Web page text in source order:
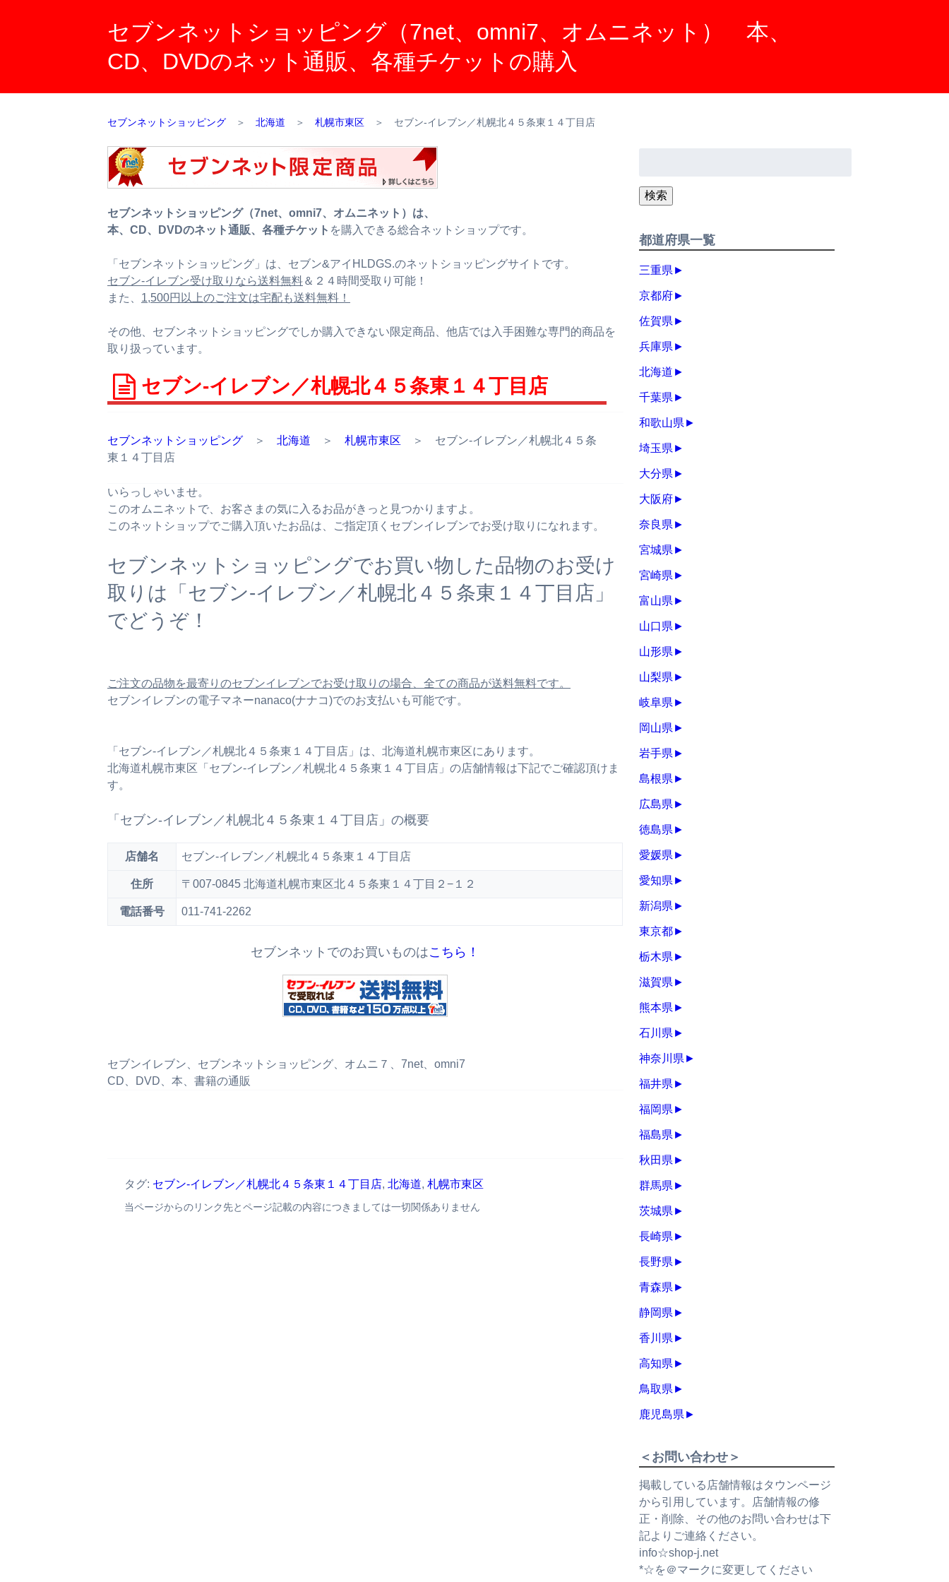
セブンネットショッピング（7net、omni7、オムニネット） 本、
CD、DVDのネット通販、各種チケットの購入
セブンネットショッピング ＞ 北海道 ＞ 札幌市東区 ＞ セブン‐イレブン／札幌北４５条東１４丁目店
セブンネットショッピング（7net、omni7、オムニネット）は、
本、CD、DVDのネット通販、各種チケット を購入できる総合ネットショップです。
「セブンネットショッピング」は、セブン&アイHLDGS.のネットショッピングサイトです。
セブン‐イレブン受け取りなら送料無料＆２４時間受取り可能！
また、 1,500円以上のご注文は宅配も送料無料！
その他、セブンネットショッピングでしか購入できない限定商品、他店では入手困難な専門的商品を
取り扱っています。
セブン‐イレブン／札幌北４５条東１４丁目店
セブンネットショッピング ＞ 北海道 ＞ 札幌市東区 ＞ セブン‐イレブン／札幌北４５条
東１４丁目店
いらっしゃいませ。
このオムニネットで、お客さまの気に入るお品がきっと見つかりますよ。
このネットショップでご購入頂いたお品は、ご指定頂くセブンイレブンでお受け取りになれます。
セブンネットショッピングでお買い物した品物のお受け
取りは「セブン‐イレブン／札幌北４５条東１４丁目店」
でどうぞ！
ご注文の品物を最寄りのセブンイレブンでお受け取りの場合、全ての商品が送料無料です。
セブンイレブンの電子マネーnanaco(ナナコ)でのお支払いも可能です。
「セブン‐イレブン／札幌北４５条東１４丁目店」は、北海道札幌市東区にあります。
北海道札幌市東区「セブン‐イレブン／札幌北４５条東１４丁目店」の店舗情報は下記でご確認頂けま
す。
「セブン‐イレブン／札幌北４５条東１４丁目店」の概要
店舗名 セブン‐イレブン／札幌北４５条東１４丁目店
住所 〒007-0845 北海道札幌市東区北４５条東１４丁目２−１２
電話番号 011-741-2262
セブンネットでのお買いものはこちら！
セブンイレブン、セブンネットショッピング、オムニ７、7net、omni7
CD、DVD、本、書籍の通販
タグ: セブン‐イレブン／札幌北４５条東１４丁目店, 北海道, 札幌市東区
当ページからのリンク先とページ記載の内容につきましては一切関係ありません
検索
都道府県一覧
三重県 ►
京都府►
佐賀県 ►
兵庫県 ►
北海道 ►
千葉県 ►
和歌山県 ►
埼玉県 ►
大分県 ►
大阪府►
奈良県 ►
宮城県 ►
宮崎県 ►
富山県 ►
山口県 ►
山形県 ►
山梨県 ►
岐阜県 ►
岡山県 ►
岩手県 ►
島根県 ►
広島県 ►
徳島県 ►
愛媛県 ►
愛知県 ►
新潟県 ►
東京都►
栃木県 ►
滋賀県 ►
熊本県 ►
石川県 ►
神奈川県 ►
福井県 ►
福岡県 ►
福島県 ►
秋田県 ►
群馬県 ►
茨城県 ►
長崎県 ►
長野県 ►
青森県 ►
静岡県 ►
香川県 ►
高知県 ►
鳥取県 ►
鹿児島県 ►
＜お問い合わせ＞
掲載している店舗情報はタウンページ
から引用しています。店舗情報の修
正・削除、その他のお問い合わせは下
記よりご連絡ください。
info☆shop-j.net
*☆を＠マークに変更してください